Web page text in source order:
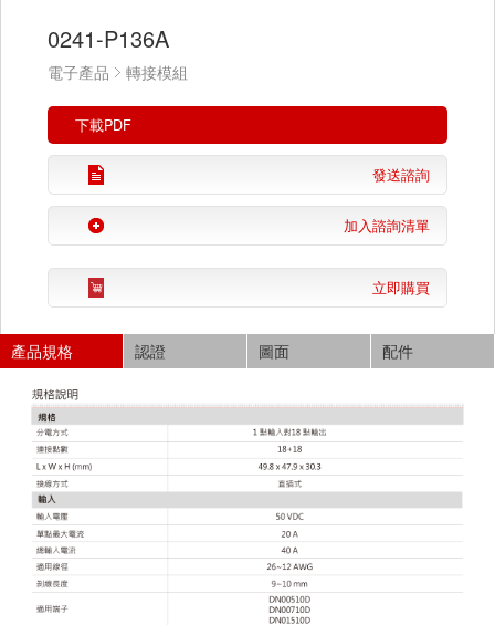
0241-P136A
電子產品 轉接模組
下載PDF
發送諮詢
加入諮詢清單
立即購買
產品規格 認證 圖面 配件